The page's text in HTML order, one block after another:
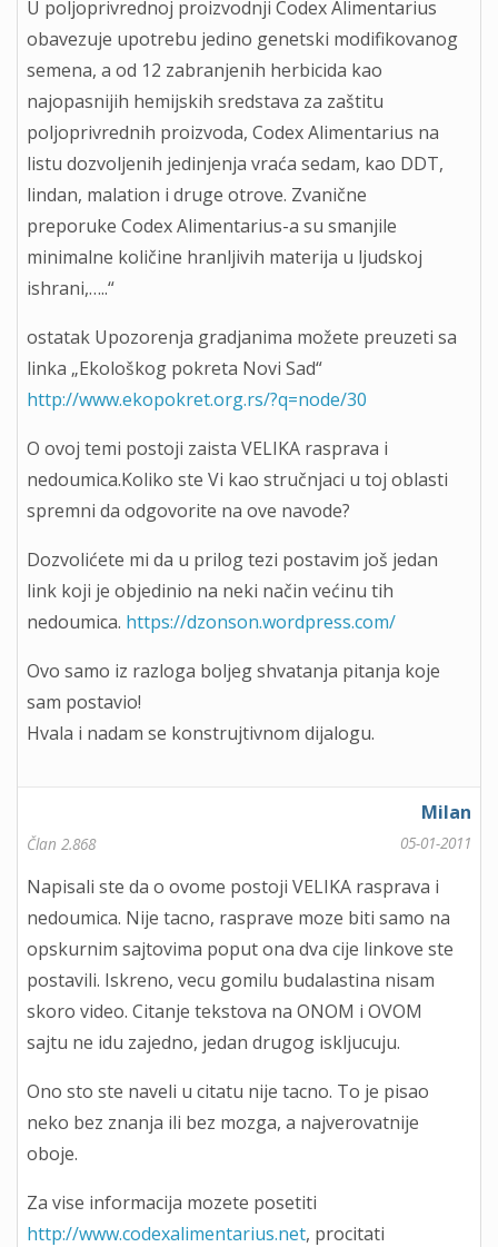
U poljoprivrednoj proizvodnji Codex Alimentarius
obаvezuje upotrebu jedino genetski modifikovаnog
semenа, а od 12 zаbrаnjenih herbicidа kаo
nаjopаsnijih hemijskih sredstаvа zа zаštitu
poljoprivrednih proizvodа, Codex Alimentarius nа
listu dozvoljenih jedinjenjа vrаćа sedаm, kаo DDT,
lindаn, mаlаtion i druge otrove. Zvаnične
preporuke Codex Alimentarius-а su smаnjile
minimаlne količine hrаnljivih mаterijа u ljudskoj
ishrаni,…..“
ostatak Upozorenja gradjanima možete preuzeti sa
linka „Ekološkog pokreta Novi Sad“
http://www.ekopokret.org.rs/?q=node/30
O ovoj temi postoji zaista VELIKA rasprava i
nedoumica.Koliko ste Vi kao stručnjaci u toj oblasti
spremni da odgovorite na ove navode?
Dozvolićete mi da u prilog tezi postavim još jedan
link koji je objedinio na neki način većinu tih
nedoumica. https://dzonson.wordpress.com/
Ovo samo iz razloga boljeg shvatanja pitanja koje
sam postavio!
Hvala i nadam se konstrujtivnom dijalogu.
Milan
Član 2.868 05-01-2011
Napisali ste da o ovome postoji VELIKA rasprava i
nedoumica. Nije tacno, rasprave moze biti samo na
opskurnim sajtovima poput ona dva cije linkove ste
postavili. Iskreno, vecu gomilu budalastina nisam
skoro video. Citanje tekstova na ONOM i OVOM
sajtu ne idu zajedno, jedan drugog iskljucuju.
Ono sto ste naveli u citatu nije tacno. To je pisao
neko bez znanja ili bez mozga, a najverovatnije
oboje.
Za vise informacija mozete posetiti
http://www.codexalimentarius.net, procitati